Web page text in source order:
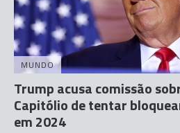
MUNDO
Trump acusa comissão
Capitólio de tentar
em 2024